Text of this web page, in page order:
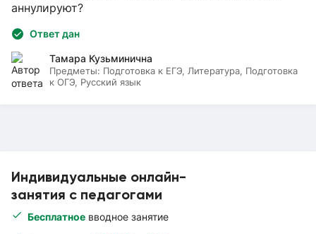
Индивидуальные онлайн-
занятия с педагогами
Бесплатное вводное занятие
аннулируют?
Ответ дан
Тамара Кузьминична
Предметы: Подготовка к ЕГЭ, Литература, Подготовка
к ОГЭ, Русский язык